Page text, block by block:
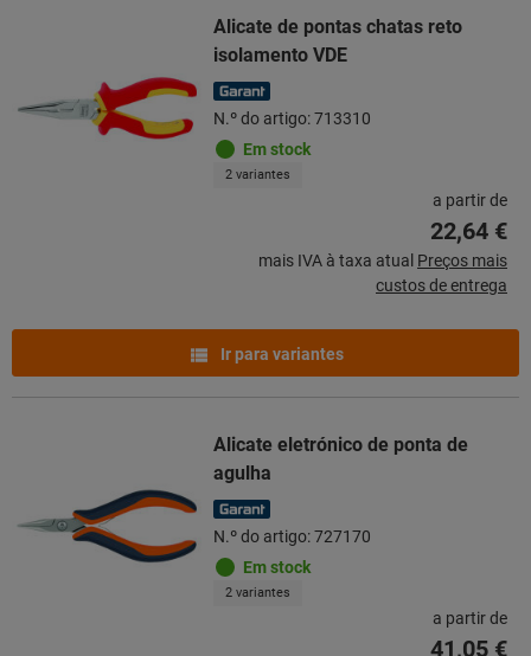
Alicate de pontas chatas reto
isolamento VDE
N.º do artigo: 713310
Em stock
2 variantes
a partir de
22,64 €
mais IVA à taxa atual Preços mais
custos de entrega
Ir para variantes
Alicate eletrónico de ponta de
agulha
N.º do artigo: 727170
Em stock
2 variantes
a partir de
41,05 €